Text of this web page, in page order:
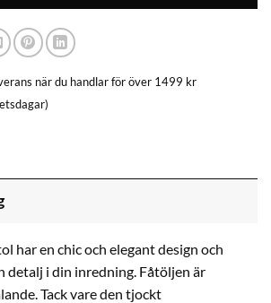
när du handlar för över 1499 kr
har en chic och elegant design och
detalj i din inredning. Fåtöljen är
Tack vare den tjockt